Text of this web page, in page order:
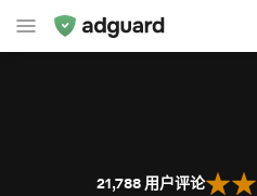
21,788 用户评论